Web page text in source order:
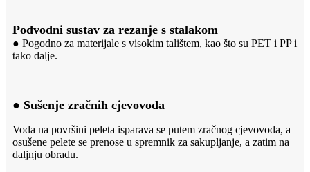
Podvodni sustav za rezanje s stalakom
● Pogodno za materijale s visokim talištem, kao što su PET i PP i
tako dalje.
● Sušenje zračnih cjevovoda
Voda na površini peleta isparava se putem zračnog cjevovoda, a
osušene pelete se prenose u spremnik za sakupljanje, a zatim na
daljnju obradu.